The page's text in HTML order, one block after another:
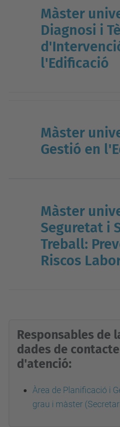
Màster
Diagnosi i
l'Edificació
Màster
Gestió en
Màster
Seguretat i
Treball:
Riscos
Responsables de
dades de
d'atenció:
Àrea de Planificació i
grau i màster